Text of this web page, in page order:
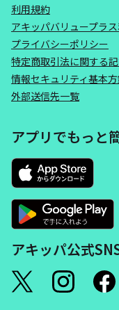
利用規約
アキッパバリュープラ
プライバシーポリシー
特定商取引法に関する
情報セキュリティ基本
外部送信先一覧
アプリでもっと
アキッパ公式